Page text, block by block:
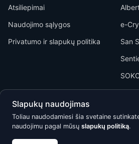
Atsiliepimai
Naudojimo sąlygos
Privatumo ir slapukų politika
e-
San
Kõik õigused kaitstud © 2026 Calypso
Slapukų naudojimas
Toliau naudodamiesi šia svetaine
naudojimu pagal mūsų slapukų politiką.